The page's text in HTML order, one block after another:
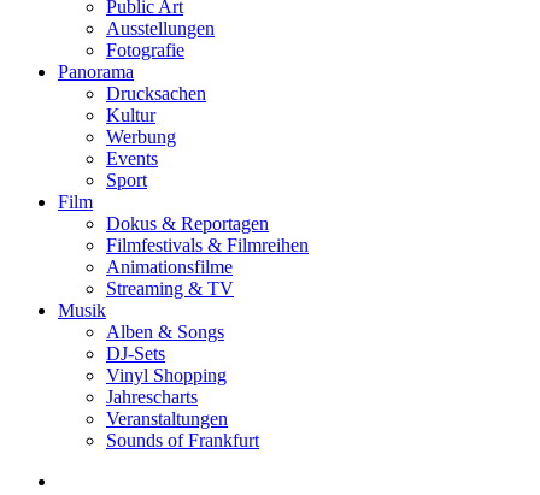
Public Art
Ausstellungen
Fotografie
Panorama
Drucksachen
Kultur
Werbung
Events
Sport
Film
Dokus & Reportagen
Filmfestivals & Filmreihen
Animationsfilme
Streaming & TV
Musik
Alben & Songs
DJ-Sets
Vinyl Shopping
Jahrescharts
Veranstaltungen
Sounds of Frankfurt